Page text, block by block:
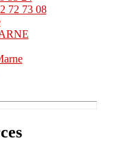
72 73 08